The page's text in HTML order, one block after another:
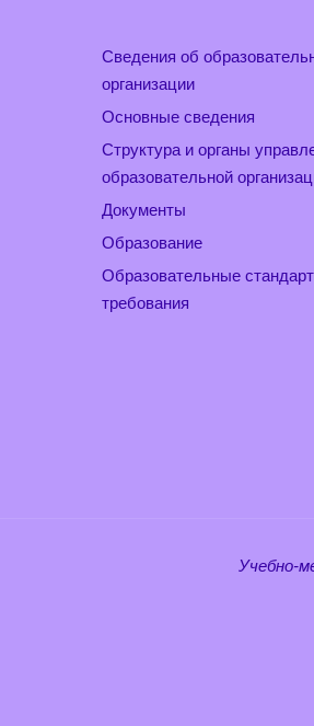
Сведения об
организации
Основные сведения
Структура и органы
образовательной
Документы
Образование
Образовательные
требования
Учебно-